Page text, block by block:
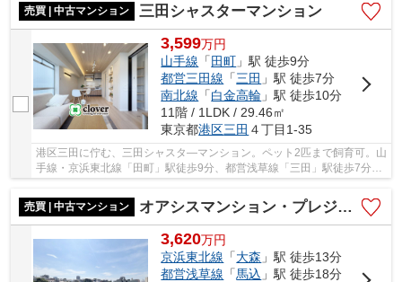
売買 | 中古マンション 三田シャスターマンション
3,599万円
山手線 「 田町 」駅 徒歩9分
都営三田線 「三田 」駅 徒歩7分
南北線 「白金高輪 」駅 徒歩10分
11階 / 1LDK / 29.46㎡
東京都港区三田 ４丁目1-35
港区三田に佇む、三田シャスタ―マンション。ペット2匹まで飼育可。山
手線・京浜東北線「田町」駅徒歩9分、都営浅草線「三田」駅徒歩7分、
売買 | 中古マンション
オアシスマンション・プレジデント山王
3,620万円
京浜東北線 「大森 」駅 徒歩13分
都営浅草線 「馬込 」駅 徒歩18分